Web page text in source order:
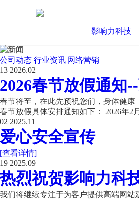
公司动态 行业资讯 网络营销
13 2026.02
2026春节放假通知
春节将至，在此先预祝您们，身体健
春节放假具体安排通知如下： 2026年2
02 2025.11
爱心安全宣传
[查看详情]
19 2025.09
热烈祝贺影响力科
我们将继续专注于为客户提供高端网